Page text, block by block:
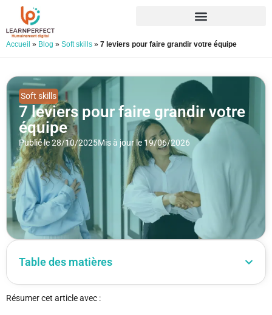
Accueil » Blog » Soft skills » 7 leviers pour faire grandir votre équipe
Soft skills
7 leviers pour faire grandir votre
équipe
Publié le 28/10/2025Mis à jour le 19/06/2026
Table des matières
Résumer cet article avec :